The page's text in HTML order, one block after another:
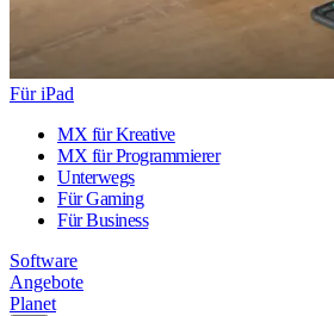
Für iPad
MX für Kreative
MX für Programmierer
Unterwegs
Für Gaming
Für Business
Software
Angebote
Planet